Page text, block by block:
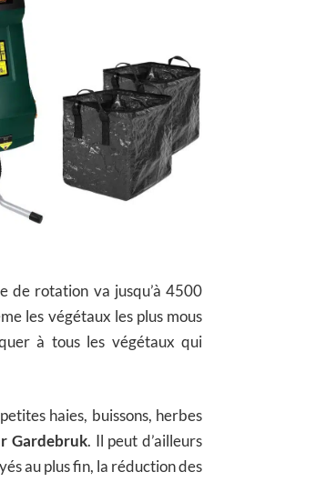
de rotation va jusqu’à 4500
les végétaux les plus mous
à tous les végétaux qui
haies, buissons, herbes
Gardebruk. Il peut d’ailleurs
au plus fin, la réduction des